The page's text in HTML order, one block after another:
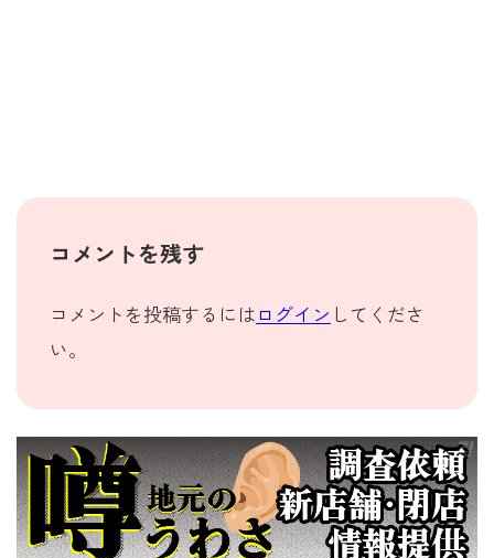
コメントを残す
コメントを投稿するには ログイン してくださ
い。